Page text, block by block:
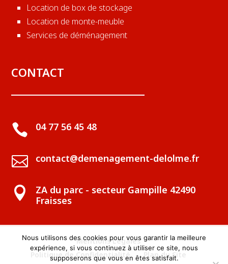
Location de box de stockage
Location de monte-meuble
Services de déménagement
CONTACT
 04 77 56 45 48
 contact@demenagement-delolme.fr

ZA du parc - secteur Gampille 42490
Fraisses
Mentions Légales
Politique de Confidentialité
Plan du Site
Nous utilisons des cookies pour vous garantir la meilleure
expérience, si vous continuez à utiliser ce site, nous
supposerons que vous en êtes satisfait.